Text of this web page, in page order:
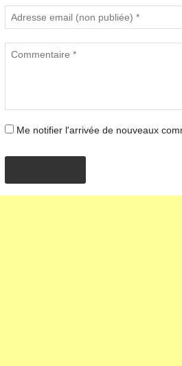
Me notifier l'arrivée de nouveaux